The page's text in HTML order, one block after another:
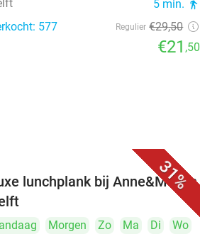
5 min. directions_walk
577 Regulier €29,50
€21,50
31%
lunchplank bij Anne&Max in
Morgen Zo Ma Di
Wo